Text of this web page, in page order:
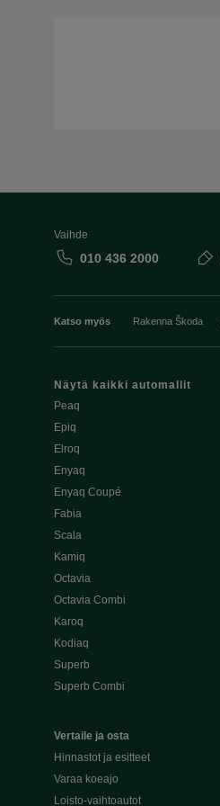
Vaihde
010 436 2000
Katso myös Rakenna Škoda
Näytä kaikki automallit
Peaq
Epiq
Elroq
Enyaq
Enyaq Coupé
Fabia
Scala
Kamiq
Octavia
Octavia Combi
Karoq
Kodiaq
Superb
Superb Combi
Vertaile ja osta
Hinnastot ja esitteet
Varaa koeajo
Loisto-vaihtoautot